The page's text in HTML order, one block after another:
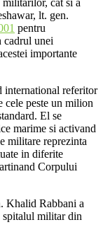
militarilor, cat si a
lt. gen.
pentru
cadrul unei
importante
international referitor
cele peste un milion
El se
marime si activand
militare reprezinta
in diferite
Corpului
Khalid Rabbani a
spitalul militar din